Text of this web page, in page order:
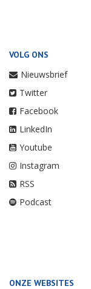
VOLG ONS
Nieuwsbrief
Twitter
Facebook
LinkedIn
Youtube
Instagram
RSS
Podcast
ONZE WEBSITES